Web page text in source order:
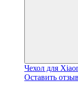
Чехол для
Оставить отзыв